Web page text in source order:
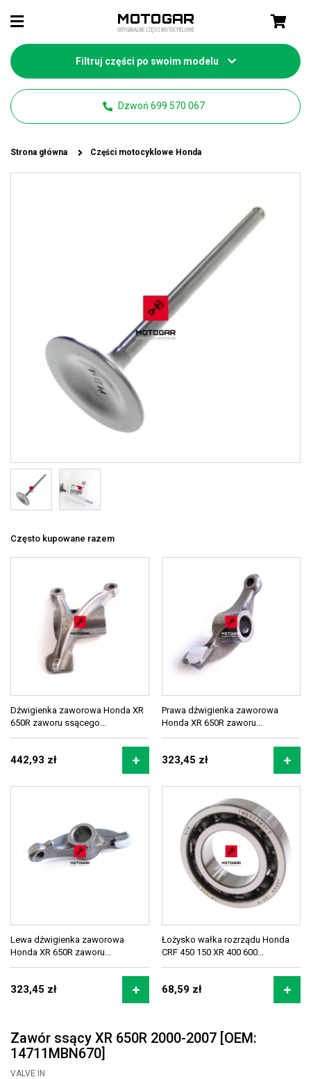
Filtruj części po swoim modelu
Dzwoń 699 570 067
Strona główna Części motocyklowe Honda
Często kupowane razem
Dźwigienka zaworowa Honda XR
650R zaworu ssącego...
442,93 zł
Prawa dźwigienka zaworowa
Honda XR 650R zaworu...
323,45 zł
Lewa dźwigienka zaworowa
Honda XR 650R zaworu...
323,45 zł
Łożysko wałka rozrządu Honda
CRF 450 150 XR 400 600...
68,59 zł
Zawór ssący XR 650R 2000-2007 [OEM:
14711MBN670]
VALVE IN